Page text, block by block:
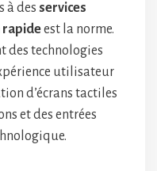
à des services
rapideest la norme.
des technologies
utilisateur
d’écrans tactiles
et des entrées